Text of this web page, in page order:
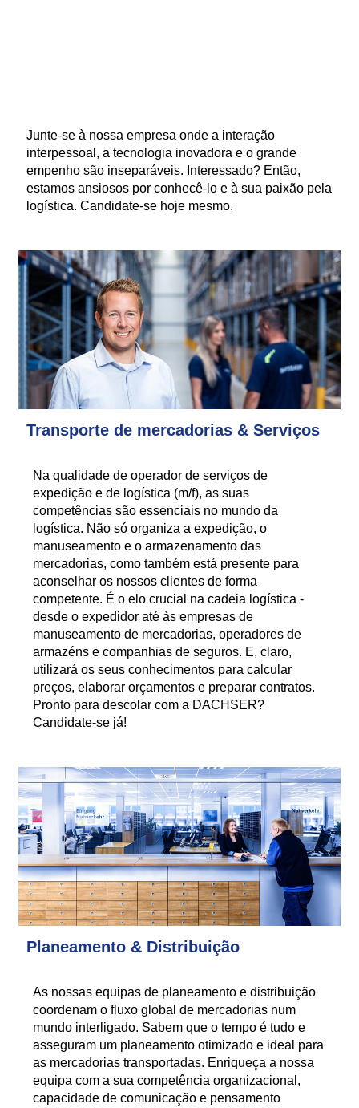
Junte-se à nossa empresa onde a interação
interpessoal, a tecnologia inovadora e o grande
empenho são inseparáveis. Interessado? Então,
estamos ansiosos por conhecê-lo e à sua paixão pela
logística. Candidate-se hoje mesmo.
Transporte de mercadorias & Serviços
Na qualidade de operador de serviços de
expedição e de logística (m/f), as suas
competências são essenciais no mundo da
logística. Não só organiza a expedição, o
manuseamento e o armazenamento das
mercadorias, como também está presente para
aconselhar os nossos clientes de forma
competente. É o elo crucial na cadeia logística -
desde o expedidor até às empresas de
manuseamento de mercadorias, operadores de
armazéns e companhias de seguros. E, claro,
utilizará os seus conhecimentos para calcular
preços, elaborar orçamentos e preparar contratos.
Pronto para descolar com a DACHSER?
Candidate-se já!
Planeamento & Distribuição
As nossas equipas de planeamento e distribuição
coordenam o fluxo global de mercadorias num
mundo interligado. Sabem que o tempo é tudo e
asseguram um planeamento otimizado e ideal para
as mercadorias transportadas. Enriqueça a nossa
equipa com a sua competência organizacional,
capacidade de comunicação e pensamento